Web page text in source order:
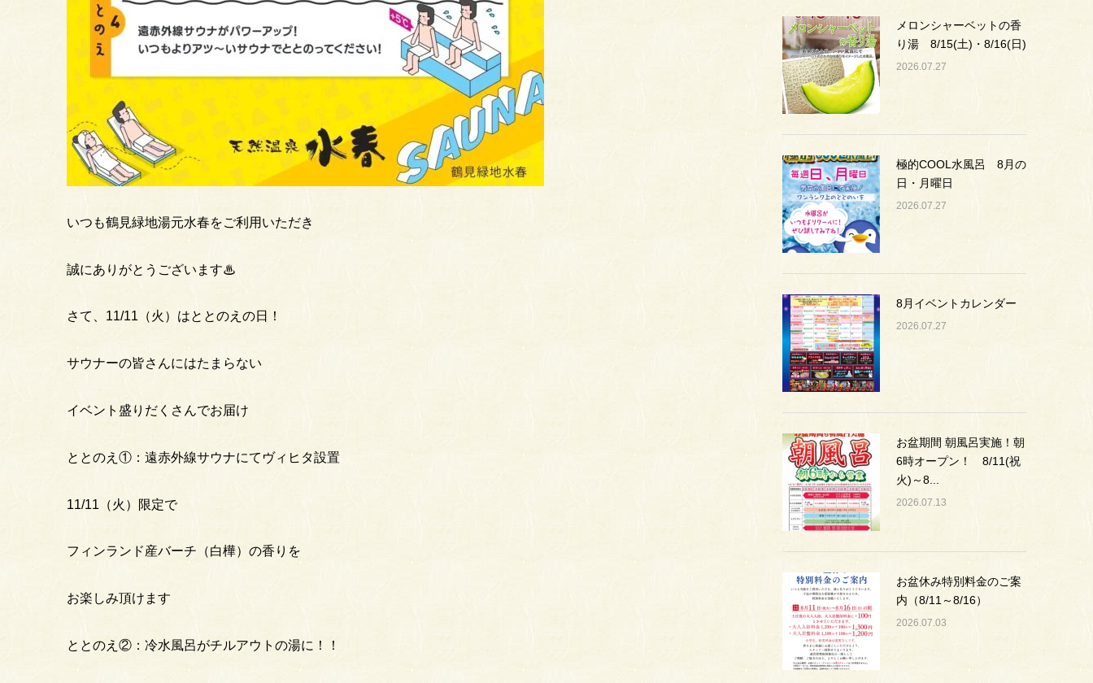
いつも鶴見緑地湯元水春をご利用いただき
誠にありがとうございます♨
さて、11/11（火）はととのえの日！
サウナーの皆さんにはたまらない
イベント盛りだくさんでお届け
ととのえ①：遠赤外線サウナにてヴィヒタ設置
11/11（火）限定で
フィンランド産バーチ（白樺）の香りを
お楽しみ頂けます
ととのえ②：冷水風呂がチルアウトの湯に！！
メロンシャーベットの香
り湯 8/15(土)・8/16(日)
2026.07.27
極的COOL水風呂 8月の
日・月曜日
2026.07.27
8月イベントカレンダー
2026.07.27
お盆期間 朝風呂実施！朝
6時オープン！ 8/11(祝
火)～8...
2026.07.13
お盆休み特別料金のご案
内（8/11～8/16）
2026.07.03